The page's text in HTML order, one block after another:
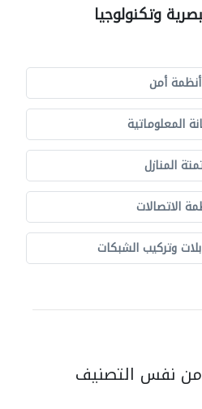
وتكنولوجيا
أنظمة أمن
المعلوماتية
المنازل
الاتصالات
وتركيب الشبكات
من نفس التصنيف